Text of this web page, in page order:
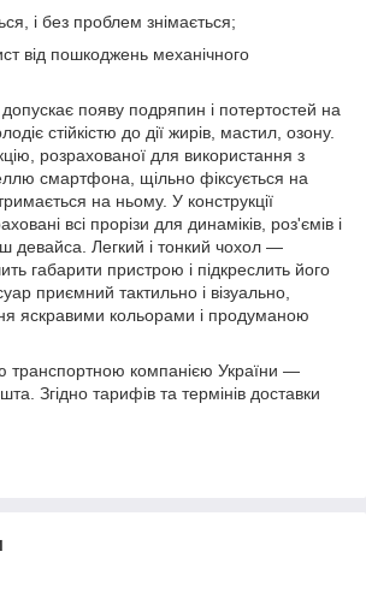
і без проблем знімається;
від пошкоджень механічного
появу подряпин і потертостей на
стійкістю до дії жирів, мастил, озону.
розрахованої для використання з
смартфона, щільно фіксується на
на ньому. У конструкції
всі прорізи для динаміків, роз'ємів і
девайса. Легкий і тонкий чохол ―
габарити пристрою і підкреслить його
приємний тактильно і візуально,
яскравими кольорами і продуманою
транспортною компанією України ―
Згідно тарифів та термінів доставки